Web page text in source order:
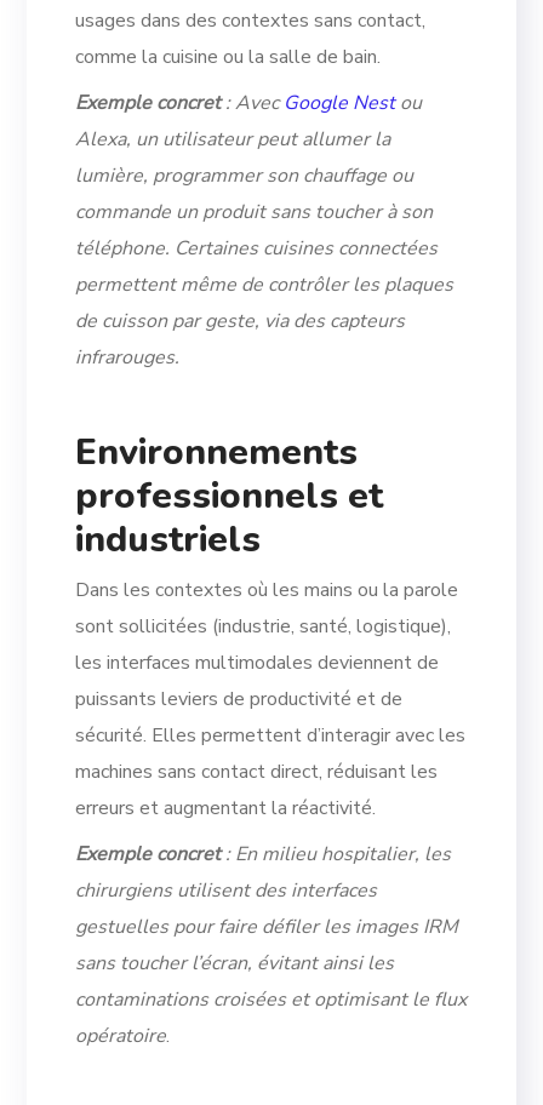
usages dans des contextes sans contact,
comme la cuisine ou la salle de bain.
Exemple concret: AvecGoogle Nestou
Alexa, un utilisateur peut allumer la
lumière, programmer son chauffage ou
commande un produit sans toucher à son
téléphone. Certaines cuisines connectées
permettent même de contrôler les plaques
de cuisson par geste, via des capteurs
infrarouges.
Environnements
professionnels et
industriels
Dans les contextes où les mains ou la parole
sont sollicitées (industrie, santé, logistique),
les interfaces multimodales deviennent de
puissants leviers de productivité et de
sécurité. Elles permettent d’interagir avec les
machines sans contact direct, réduisant les
erreurs et augmentant la réactivité.
Exemple concret: En milieu hospitalier, les
chirurgiens utilisent des interfaces
gestuelles pour faire défiler les images IRM
sans toucher l’écran, évitant ainsi les
contaminations croisées et optimisant le flux
opératoire.